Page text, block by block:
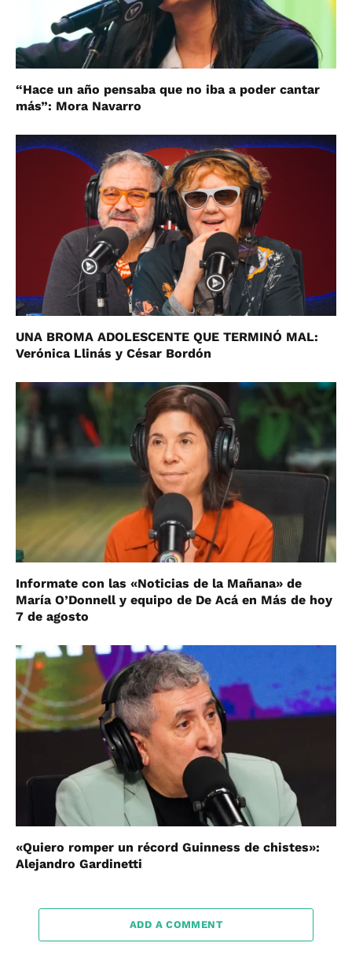
“Hace un año pensaba que no iba a poder cantar
más”: Mora Navarro
UNA BROMA ADOLESCENTE QUE TERMINÓ MAL:
Verónica Llinás y César Bordón
Informate con las «Noticias de la Mañana» de
María O’Donnell y equipo de De Acá en Más de hoy
7 de agosto
«Quiero romper un récord Guinness de chistes»:
Alejandro Gardinetti
ADD A COMMENT